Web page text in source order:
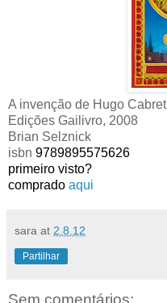
A invenção de Hugo Cabret
Edições Gailivro, 2008
Brian Selznick
isbn 9789895575626
primeiro visto?
comprado aqui
sara at 2.8.12
Partilhar
Sem comentários: